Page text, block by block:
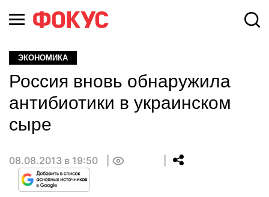
ЭКОНОМИКА
Россия вновь обнаружила
антибиотики в украинском
сыре
08.08.2013 в 19:50